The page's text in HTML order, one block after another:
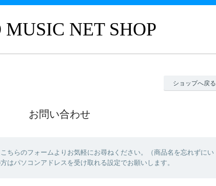
MUSIC NET SHOP
ショップへ戻る
お問い合わせ
ちらのフォームよりお気軽にお尋ねください。（商品名を忘れずにい
はパソコンアドレスを受け取れる設定でお願いします。